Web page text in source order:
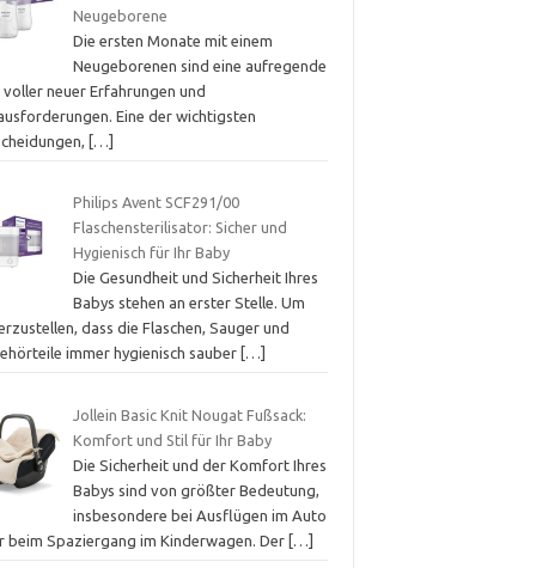
Neugeborene
Die ersten Monate mit einem
Neugeborenen sind eine aufregende
neuer Erfahrungen und
Eine der wichtigsten
[…]
Philips Avent SCF291/00
Flaschensterilisator: Sicher und
Hygienisch für Ihr Baby
Die Gesundheit und Sicherheit Ihres
Babys stehen an erster Stelle. Um
dass die Flaschen, Sauger und
immer hygienisch sauber […]
Jollein Basic Knit Nougat Fußsack:
Komfort und Stil für Ihr Baby
Die Sicherheit und der Komfort Ihres
Babys sind von größter Bedeutung,
insbesondere bei Ausflügen im Auto
beim Spaziergang im Kinderwagen. Der […]